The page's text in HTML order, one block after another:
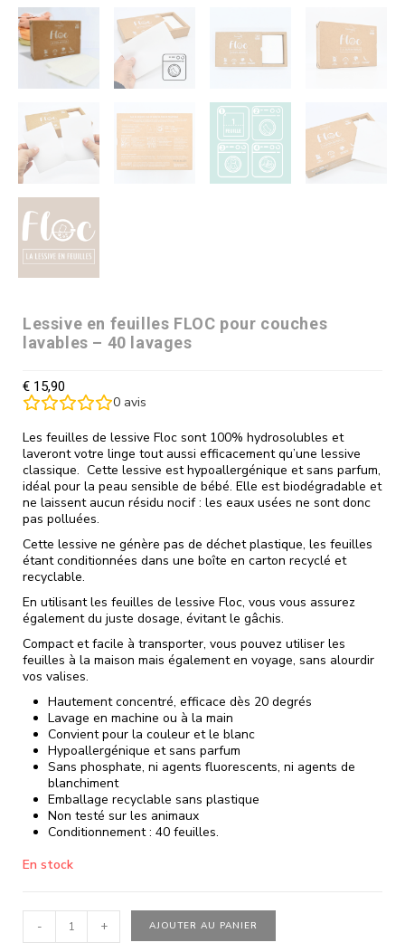
Lessive en feuilles FLOC pour couches
lavables – 40 lavages
€ 15,90
0 avis
Les feuilles de lessive Floc sont 100% hydrosolubles et
laveront votre linge tout aussi efficacement qu’une lessive
classique. Cette lessive est hypoallergénique et sans parfum,
idéal pour la peau sensible de bébé. Elle est biodégradable et
ne laissent aucun résidu nocif : les eaux usées ne sont donc
pas polluées.
Cette lessive ne génère pas de déchet plastique, les feuilles
étant conditionnées dans une boîte en carton recyclé et
recyclable.
En utilisant les feuilles de lessive Floc, vous vous assurez
également du juste dosage, évitant le gâchis.
Compact et facile à transporter, vous pouvez utiliser les
feuilles à la maison mais également en voyage, sans alourdir
vos valises.
Hautement concentré, efficace dès 20 degrés
Lavage en machine ou à la main
Convient pour la couleur et le blanc
Hypoallergénique et sans parfum
Sans phosphate, ni agents fluorescents, ni agents de
blanchiment
Emballage recyclable sans plastique
Non testé sur les animaux
Conditionnement : 40 feuilles.
En stock
- + AJOUTER AU PANIER